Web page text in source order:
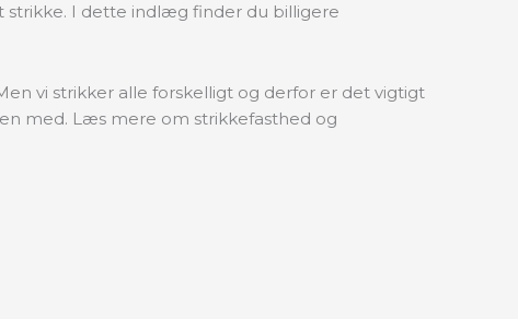
strikke. I dette indlæg finder du billigere
vi strikker alle forskelligt og derfor er det vigtigt
med. Læs mere om strikkefasthed og